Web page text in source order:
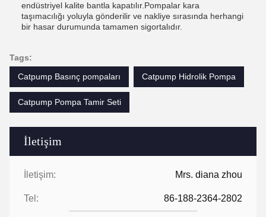
İletişim
İletişim: Mrs. diana zhou
Tel: 86-188-2364-2802
endüstriyel kalite bantla kapatılır.Pompalar kara
taşımacılığı yoluyla gönderilir ve nakliye sırasında herhangi
bir hasar durumunda tamamen sigortalıdır.
Tags:
Catpump Basınç pompaları
Catpump Hidrolik Pompa
Catpump Pompa Tamir Seti